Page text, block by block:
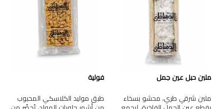
ملبن حبل عين جمل
ملبن شرقي طري، محشو بسخاء
فولية
طبق موليد الكلاسكي المحبوب